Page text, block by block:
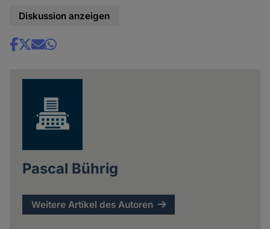
Diskussion anzeigen
Share
Pascal Bührig
Weitere Artikel des Autoren